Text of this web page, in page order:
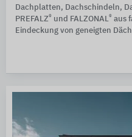
Dachplatten, Dachschindeln,
PREFALZ® und FALZONAL® aus
Eindeckung von geneigten